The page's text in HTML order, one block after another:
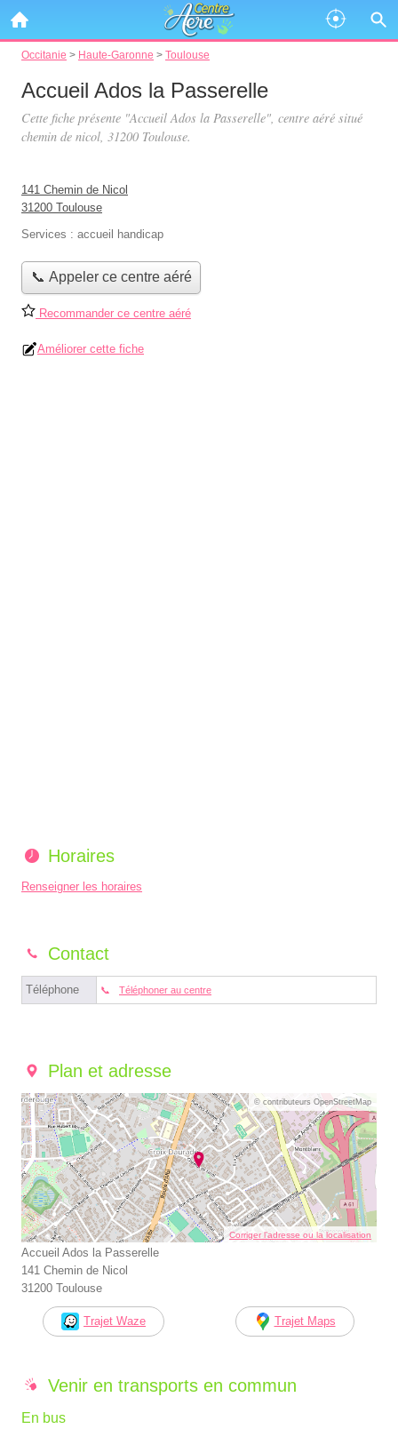
Occitanie > Haute-Garonne > Toulouse
Accueil Ados la Passerelle
Cette fiche présente "Accueil Ados la Passerelle", centre aéré situé
chemin de nicol, 31200 Toulouse.
141 Chemin de Nicol
31200 Toulouse
Services : accueil handicap
📞 Appeler ce centre aéré
Recommander ce centre aéré
Améliorer cette fiche
Horaires
Renseigner les horaires
Contact
Téléphone Téléphoner au centre
Plan et adresse
© contributeurs OpenStreetMap
Corriger l’adresse ou la localisation
Accueil Ados la Passerelle
141 Chemin de Nicol
31200 Toulouse
Trajet Waze Trajet Maps
Venir en transports en commun
En bus